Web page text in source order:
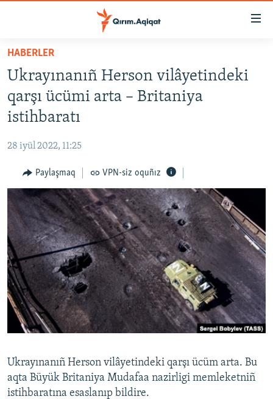
Esas
qaytmaq
Baş
navigatsiyağa
qaytmaq
Qıdıruvğa
qaytmaq
HABERLER
SİYASET
İQTİSADİYAT
MEDENİYET
İNSAN AQLARI
VİDEO
SÜRET
BLOGLAR
FİKİR
Русский
Українською
HABERLER
Ukrayınanıñ Herson vilâyetindeki
qarşı ücümi arta – Britaniya
istihbaratı
28 iyül 2022, 11:25
Paylaşmaq VPN-siz oquñız
Ukrayınanıñ Herson vilâyetindeki qarşı ücüm arta. Bu
aqta Büyük Britaniya Mudafaa nazirligi memleketniñ
istihbaratına esaslanıp bildire.